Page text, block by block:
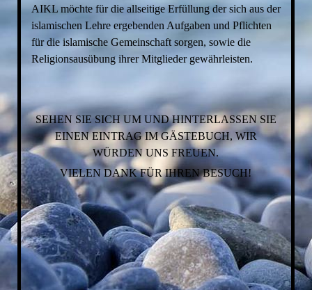
AIKL möchte für die allseitige Erfüllung der sich aus der
islamischen Lehre ergebenden Aufgaben und Pflichten
für die islamische Gemeinschaft sorgen, sowie die
Religionsausübung ihrer Mitglieder gewährleisten.
SEHEN SIE SICH UM UND HINTERLASSEN SIE
EINEN EINTRAG IM GÄSTEBUCH, WIR
WÜRDEN UNS FREUEN.
VIELEN DANK FÜR IHREN BESUCH!